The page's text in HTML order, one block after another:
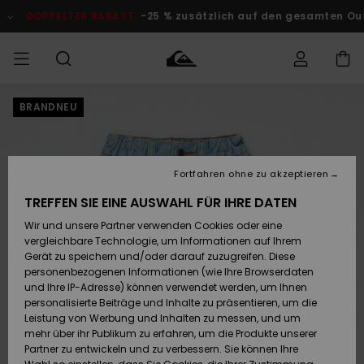
Produktinformation
DOPPELTER RABATT -25 % zusätzlich auf den gesamten
MÄNNER
Accessoires
Schuhe&
Flip-Flops
Surf
Snow
JUNGEN
Accessoires
Schuhe&
Flip-Flops
Surf
Snow
FRAUEN
Brandneu
Highlights
Snow
SURF
Kinder
Highlights
Community
SNOW
Kinder
Snow Shop
Damen
Highlights
DOPPELTER
RABATT
KINDER
Outlet
Frauen
zugreifen
Versand
Retouren
Bezahlung
Geschenkkarte
Quiksilver
BRANDNEU
TREFFEN SIE EINE AUSWAHL FÜR IHRE DATEN
Wir und unsere Partner verwenden Cookies oder eine
vergleichbare Technologie, um Informationen auf Ihrem
Gerät zu speichern und/oder darauf zuzugreifen. Diese
personenbezogenen Informationen (wie Ihre Browserdaten
und Ihre IP-Adresse) können verwendet werden, um Ihnen
personalisierte Beiträge und Inhalte zu präsentieren, um die
Leistung von Werbung und Inhalten zu messen, und um
mehr über ihr Publikum zu erfahren, um die Produkte unserer
Partner zu entwickeln und zu verbessern. Sie können Ihre
Fortfahren ohne zu akzeptieren